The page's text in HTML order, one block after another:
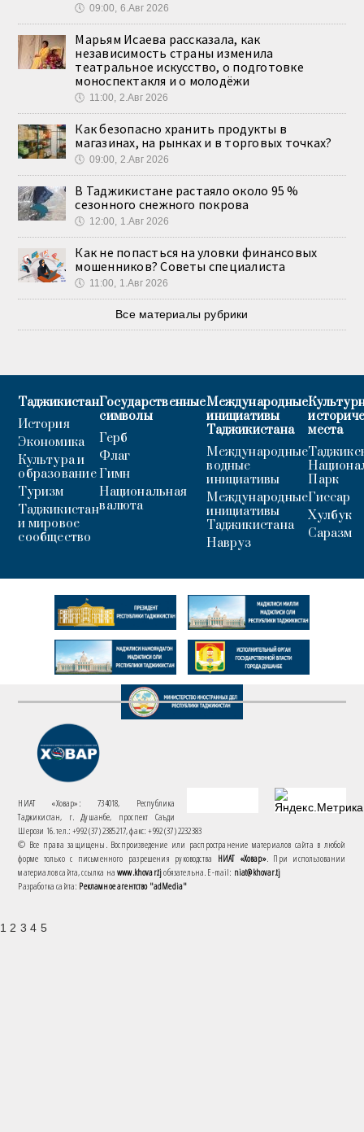
🕔 09:00, 6.Авг 2026
Марьям Исаева рассказала, как
независимость страны изменила
театральное искусство, о подготовке
моноспектакля и о молодёжи
🕔 11:00, 2.Авг 2026
Как безопасно хранить продукты в
магазинах, на рынках и в торговых точках?
🕔 09:00, 2.Авг 2026
В Таджикистане растаяло около 95 %
сезонного снежного покрова
🕔 12:00, 1.Авг 2026
Как не попасться на уловки финансовых
мошенников? Советы специалиста
🕔 11:00, 1.Авг 2026
Все материалы рубрики
Таджикистан
История
Экономика
Культура и
образование
Туризм
Таджикистан
и мировое
сообщество
Государственные
символы
Герб
Флаг
Гимн
Национальная
валюта
Международные
инициативы
Таджикистана
Международные
водные
инициативы
Международные
инициативы
Таджикистана
Навруз
места
Парк
Гиссар
Хулбук
Саразм
НИАТ «Ховар»: 734018, Республика
Таджикистан, г. Душанбе, проспект Саъди
Шерози 16. тел.: +992 (37) 2385217, факс: +992 (37) 2232383
© Все права защищены. Воспроизведение или распространение материалов сайта в любой
форме только с письменного разрешения руководства НИАТ «Ховар». При использовании
материалов сайта, ссылка наwww.khovar.tjобязательна. E-mail: niat@khovar.tj
Разработка сайта: Рекламное агентство "adMedia"
1 2 3 4 5